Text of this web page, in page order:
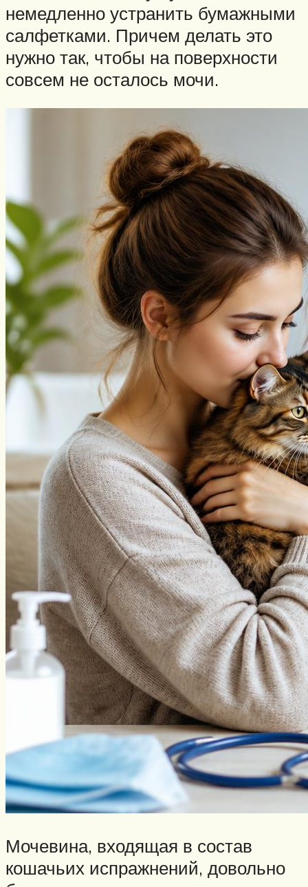
немедленно устранить бумажными
салфетками. Причем делать это
нужно так, чтобы на поверхности
совсем не осталось мочи.
Мочевина, входящая в состав
кошачьих испражнений, довольно